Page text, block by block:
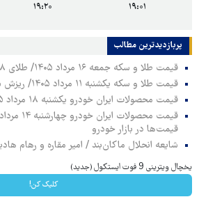
۱۹:۰۱
۱۹:۲۰
پربازدیدترین‌ مطالب
قیمت طلا و سکه جمعه ۱۶ مرداد ۱۴۰۵/ طلای ۱۸ عیار امروز چند؟
قیمت طلا و سکه یکشنبه ۱۱ مرداد ۱۴۰۵/ ریزش سنگین سکه امامی
قیمت محصولات ایران خودرو یکشنبه ۱۸ مرداد ۱۴۰۵/ کاهش قیمت ۲۰۷
قیمت‌ها در بازار خودرو
شایعه انحلال ماکان‌بند / امیر مقاره و رهام
یخچال ویترینی 9 فوت ایستکول (جدید)
کلیک کن!